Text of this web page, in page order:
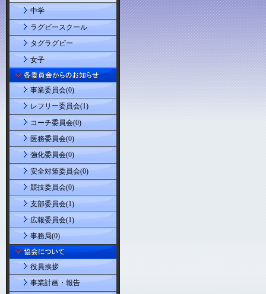
中学
ラグビースクール
タグラグビー
女子
事業委員会(0)
レフリー委員会(1)
コーチ委員会(0)
医務委員会(0)
強化委員会(0)
安全対策委員会(0)
競技委員会(0)
支部委員会(1)
広報委員会(1)
事務局(0)
役員挨拶
事業計画・報告